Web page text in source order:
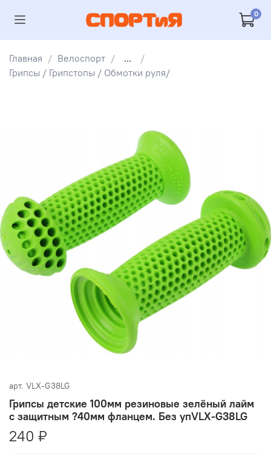
0
Главная Велоспорт
...
Грипсы / Грипстопы / Обмотки руля/
арт. VLX-G38LG
Грипсы детские 100мм резиновые зелёный лайм
с защитным ?40мм фланцем. Без упVLX-G38LG
240 ₽